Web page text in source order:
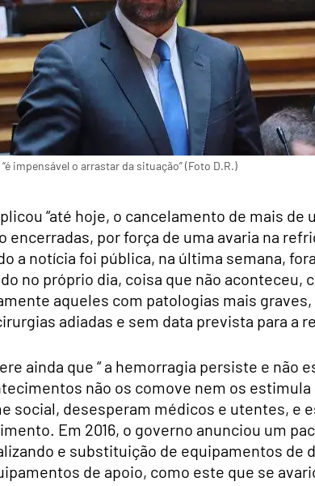
impensável o arrastar da situação” (Foto D.R.)
“até hoje, o cancelamento de mais de
encerradas, por força de uma avaria na
a notícia foi pública, na última semana,
no próprio dia, coisa que não aconteceu,
aqueles com patologias mais
adiadas e sem data prevista para a
ainda que “ a hemorragia persiste e não
não os comove nem os estimula
social, desesperam médicos e utentes, e
Em 2016, o governo anunciou um
e substituição de equipamentos de
de apoio, como este que se